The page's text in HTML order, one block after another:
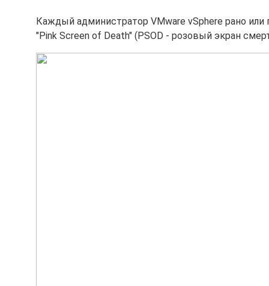
Каждый администратор VMware vSphere рано или
"Pink Screen of Death" (PSOD - розовый экран